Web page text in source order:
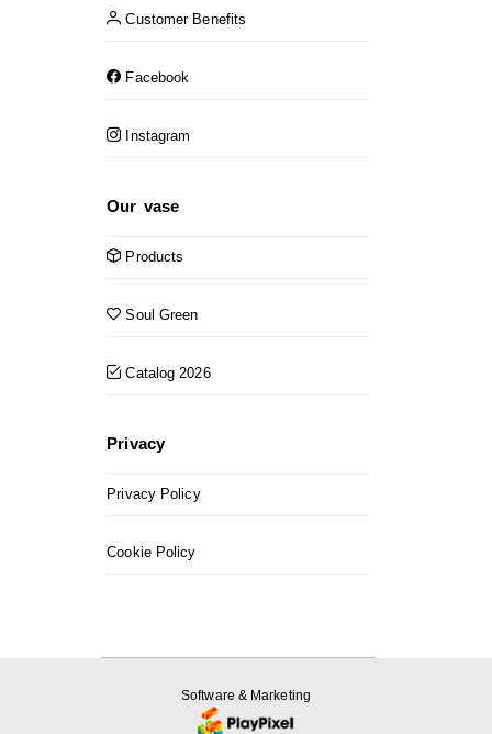
Customer Benefits
Facebook
Instagram
Our vase
Products
Soul Green
Catalog 2026
Privacy
Privacy Policy
Cookie Policy
Software & Marketing